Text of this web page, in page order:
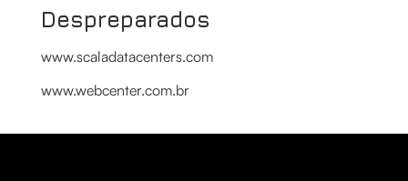
Despreparados
www.scaladatacenters.com
www.webcenter.com.br